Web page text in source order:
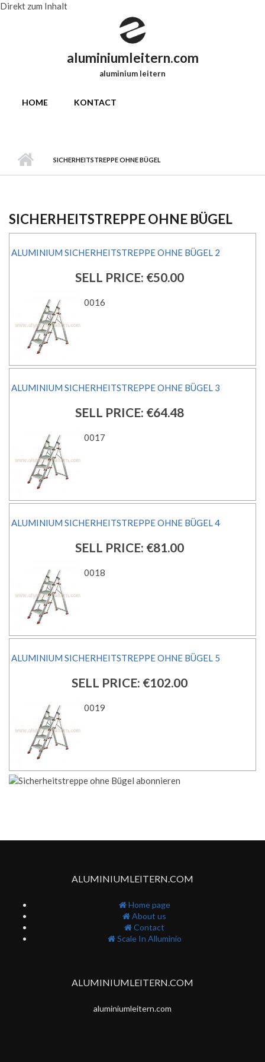
Direkt zum Inhalt
aluminiumleitern.com
aluminium leitern
HOME KONTACT
SICHERHEITSTREPPE OHNE BÜGEL
SICHERHEITSTREPPE OHNE BÜGEL
ALUMINIUM SICHERHEITSTREPPE OHNE BÜGEL 2
SELL PRICE: €50.00
0016
ALUMINIUM SICHERHEITSTREPPE OHNE BÜGEL 3
SELL PRICE: €64.48
0017
ALUMINIUM SICHERHEITSTREPPE OHNE BÜGEL 4
SELL PRICE: €81.00
0018
ALUMINIUM SICHERHEITSTREPPE OHNE BÜGEL 5
SELL PRICE: €102.00
0019
ALUMINIUMLEITERN.COM
Home page
About us
Contact
Scale In Alluminio
ALUMINIUMLEITERN.COM
aluminiumleitern.com